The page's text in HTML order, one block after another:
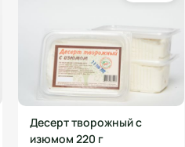
Десерт творожный с
изюмом 220 г